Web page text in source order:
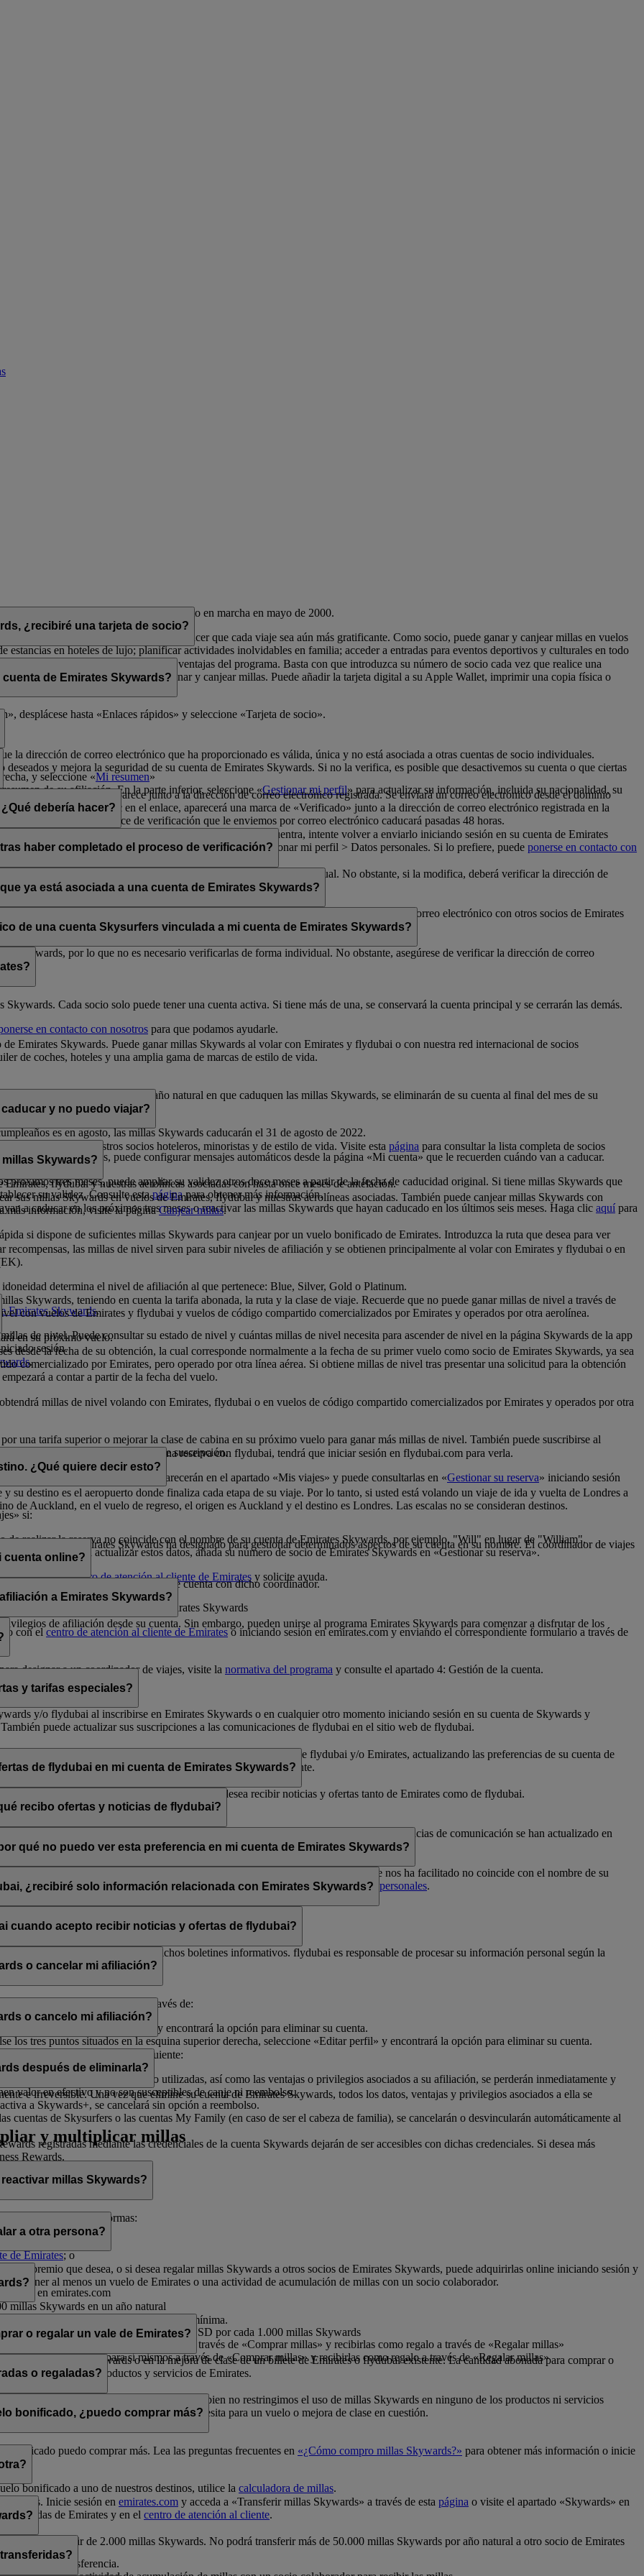
las aerolíneas Emirates y flydubai, puesto en marcha en mayo de 2000.
para complementar su estilo de vida y hacer que cada viaje sea aún más gratificante. Como socio, puede ganar y canjear millas en vuelos
estancias en hoteles de lujo; planificar actividades inolvidables en familia; acceder a entradas para eventos deportivos y culturales en todo
y sus exclusivas ventajas.
¿recibiré una tarjeta de socio?
para poder disfrutar de todas las ventajas del programa. Basta con que introduzca su número de socio cada vez que realice una
de Emirates Skywards para ganar y canjear millas. Puede añadir la tarjeta digital a su Apple Wallet, imprimir una copia física o
desplácese hasta «Enlaces rápidos» y seleccione «Tarjeta de socio».
de Emirates Skywards?
y seleccione «Mi resumen»
de su afiliación. En la parte inferior, seleccione «Gestionar mi perfil» para actualizar su información, incluida su nacionalidad, su
Skywards.
situados en la esquina superior derecha de la pantalla.
la dirección de correo electrónico que ha proporcionado es válida, única y no está asociada a otras cuentas de socio individuales.
y mejora la seguridad de su cuenta de Emirates Skywards. Si no la verifica, es posible que desactivemos su cuenta o que ciertas
«Verificar» que aparece junto a la dirección de correo electrónico registrada. Se enviará un correo electrónico desde el dominio
Al hacer clic en el enlace, aparecerá una marca de «Verificado» junto a la dirección de correo electrónico registrada en la
en cuenta que el enlace de verificación que le enviemos por correo electrónico caducará pasadas 48 horas.
debería hacer?
los mensajes se filtran de forma incorrecta. Si no lo encuentra, intente volver a enviarlo iniciando sesión en su cuenta de Emirates
la opción «Verificar» en la sección Mi resumen > Gestionar mi perfil > Datos personales. Si lo prefiere, puede ponerse en contacto con
haber completado el proceso de verificación?
y única aunque haya verificado su dirección de correo electrónico actual. No obstante, si la modifica, deberá verificar la dirección de
ya está asociada a una cuenta de Emirates Skywards?
a direcciones de correo electrónico que no estén en uso. Si comparte su dirección de correo electrónico con otros socios de Emirates
Póngase en contacto con nosotrospara obtener ayuda.
de una cuenta Skysurfers vinculada a mi cuenta de Emirates Skywards?
Skywards, por lo que no es necesario verificarlas de forma individual. No obstante, asegúrese de verificar la dirección de correo
Skywards. Cada socio solo puede tener una cuenta activa. Si tiene más de una, se conservará la cuenta principal y se cerrarán las demás.
en contacto con nosotros para que podamos ayudarle.
de Emirates Skywards. Puede ganar millas Skywards al volar con Emirates y flydubai o con nuestra red internacional de socios
de coches, hoteles y una amplia gama de marcas de estilo de vida.
fecha en que se obtienen. En el año natural en que caduquen las millas Skywards, se eliminarán de su cuenta al final del mes de su
es en agosto, las millas Skywards caducarán el 31 de agosto de 2022.
próximos doce meses, puede configurar mensajes automáticos desde la página «Mi cuenta» que le recuerden cuándo van a caducar.
próximos tres meses, puede ampliar su validez otros doce meses a partir de la fecha de caducidad original. Si tiene millas Skywards que
su validez. Consulte estapáginapara obtener más información.
y no puedo viajar?
en premios con nuestros socios hoteleros, minoristas y de estilo de vida. Visite esta página para consultar la lista completa de socios
flydubai y nuestras aerolíneas asociadas con hasta once meses de antelación.
a caducar en los próximos tres meses o reactivar las millas Skywards que hayan caducado en los últimos seis meses. Haga clic aquí para
Skywards?
sus millas Skywards en vuelos de Emirates, flydubai y nuestras aerolíneas asociadas. También puede canjear millas Skywards con
más información, visite la páginaCanjear millas.
si dispone de suficientes millas Skywards para canjear por un vuelo bonificado de Emirates. Introduzca la ruta que desea para ver
recompensas, las millas de nivel sirven para subir niveles de afiliación y se obtienen principalmente al volar con Emirates y flydubai o en
determina el nivel de afiliación al que pertenece: Blue, Silver, Gold o Platinum.
Emirates Skywards.
de nivel. Puede consultar su estado de nivel y cuántas millas de nivel necesita para ascender de nivel en la página Skywards de la app
sesión.
Skywards, teniendo en cuenta la tarifa abonada, la ruta y la clase de viaje. Recuerde que no puede ganar millas de nivel a través de
con vuelos de Emirates y flydubai y vuelos de código compartido comercializados por Emirates y operados por otra aerolínea.
en su próximo vuelo.
.
desde la fecha de su obtención, la cual corresponde normalmente a la fecha de su primer vuelo como socio de Emirates Skywards, ya sea
comercializado por Emirates, pero operado por otra línea aérea. Si obtiene millas de nivel tras presentar una solicitud para la obtención
a contar a partir de la fecha del vuelo.
millas de nivel volando con Emirates, flydubai o en vuelos de código compartido comercializados por Emirates y operados por otra
una tarifa superior o mejorar la clase de cabina en su próximo vuelo para ganar más millas de nivel. También puede suscribirse al
millas de nivel durante el período de suscripción.
con Emirates. Si dispone de una reserva con flydubai, tendrá que iniciar sesión en flydubai.com para verla.
con millas Skywards) también aparecerán en el apartado «Mis viajes» y puede consultarlas en «Gestionar su reserva» iniciando sesión
si:
de realizar la reserva no coincide con el nombre de su cuenta de Emirates Skywards, por ejemplo, "Will" en lugar de "William".
a la reserva. Para actualizar estos datos, añada su número de socio de Emirates Skywards en «Gestionar su reserva».
llame a uncentro de atención al cliente de Emirates y solicite ayuda.
¿Qué quiere decir esto?
y su destino es el aeropuerto donde finaliza cada etapa de su viaje. Por lo tanto, si usted está volando un viaje de ida y vuelta de Londres a
de Auckland, en el vuelo de regreso, el origen es Auckland y el destino es Londres. Las escalas no se consideran destinos.
un socio de Emirates Skywards ha designado para gestionar determinados aspectos de su cuenta en su nombre. El coordinador de viajes
con la afiliación del socio a Emirates Skywards
con el centro de atención al cliente de Emirateso iniciando sesión en emirates.com y enviando el correspondiente formulario a través de
designar a un coordinador de viajes, visite la normativa del programa y consulte el apartado 4: Gestión de la cuenta.
cuenta online?
que comparta sus credenciales de cuenta con dicho coordinador.
a Emirates Skywards?
de afiliación desde su cuenta. Sin embargo, pueden unirse al programa Emirates Skywards para comenzar a disfrutar de los
y tarifas especiales?
y/o flydubai al inscribirse en Emirates Skywards o en cualquier otro momento iniciando sesión en su cuenta de Skywards y
puede actualizar sus suscripciones a las comunicaciones de flydubai en el sitio web de flydubai.
de baja» que encontrará al final de los correos electrónicos de flydubai y/o Emirates, actualizando las preferencias de su cuenta de
a través de su chat en directo o su centro de atención al cliente.
de flydubai en mi cuenta de Emirates Skywards?
flydubai. Por tanto, tiene la opción de decidir si desea recibir noticias y ofertas tanto de Emirates como de flydubai.
recibo ofertas y noticias de flydubai?
a las noticias y ofertas de Emirates, Emirates Skywards o flydubai. Sus preferencias de comunicación se han actualizado en
qué no puedo ver esta preferencia en mi cuenta de Emirates Skywards?
está asociada con varios números de socio de Emirates Skywards o el nombre que nos ha facilitado no coincide con el nombre de su
Skywards y actualice sus suscripciones por correo electrónico enPreferencias personales.
¿recibiré solo información relacionada con Emirates Skywards?
cuando acepto recibir noticias y ofertas de flydubai?
con el fin de enviarle dichos boletines informativos. flydubai es responsable de procesar su información personal según la
o cancelar mi afiliación?
en cualquier momento a través de:
» y encontrará la opción para eliminar su cuenta.
los tres puntos situados en la esquina superior derecha, seleccione «Editar perfil» y encontrará la opción para eliminar su cuenta.
o cancelo mi afiliación?
afiliación, tenga en cuenta lo siguiente:
Skywards y recompensas no utilizadas, así como las ventajas o privilegios asociados a su afiliación, se perderán inmediatamente y
valor en efectivo y no son susceptibles de canje ni reembolso.
a Skywards+, se cancelará sin opción a reembolso.
cuentas de Skysurfers o las cuentas My Family (en caso de ser el cabeza de familia), se cancelarán o desvincularán automáticamente al
registradas mediante las credenciales de la cuenta Skywards dejarán de ser accesibles con dichas credenciales. Si desea más
Rewards.
después de eliminarla?
e irreversible. Una vez que elimine su cuenta de Emirates Skywards, todos los datos, ventajas y privilegios asociados a ella se
y multiplicar millas
millas Skywards?
de las siguientes formas:
de Emirates; o
sesión en emirates.com
a otra persona?
el premio que desea, o si desea regalar millas Skywards a otros socios de Emirates Skywards, puede adquirirlas online iniciando sesión y
tener al menos un vuelo de Emirates o una actividad de acumulación de millas con un socio colaborador.
millas Skywards en un año natural
por cada transacción, a un precio de 30 USD por cada 1.000 millas Skywards
de 1.000, siendo 2.000 la cantidad mínima.
millas en un año natural para sí mismos a través de «Comprar millas» y recibirlas como regalo a través de «Regalar millas»
en un año natural para sí mismos a través de «Comprar millas» y recibirlas como regalo a través de «Regalar millas»
o regalar un vale de Emirates?
en vuelos Classic Rewards o en la mejora de clase de un billete de Emirates o flydubai existente. La cantidad abonada para comprar o
para la compra de productos y servicios de Emirates.
o regaladas?
Classic Rewards y mejoras de clase. Si bien no restringimos el uso de millas Skywards en ninguno de los productos ni servicios
de millaspara comprobar cuántas millas necesita para un vuelo o mejora de clase en cuestión.
bonificado, ¿puedo comprar más?
puedo comprar más. Lea las preguntas frecuentes en «¿Cómo compro millas Skywards?» para obtener más información o inicie
bonificado a uno de nuestros destinos, utilice la calculadora de millas.
Inicie sesión en emirates.com y acceda a «Transferir millas Skywards» a través de esta página o visite el apartado «Skywards» en
tiendas de Emirates y en el centro de atención al cliente.
a realizar la transferencia.
siempre a partir de 2.000 millas Skywards. No podrá transferir más de 50.000 millas Skywards por año natural a otro socio de Emirates